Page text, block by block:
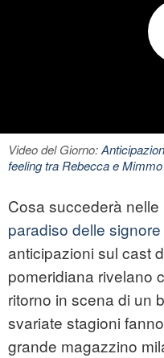
Video del Giorno:
feeling tra Rebecca e Mimmo
Cosa succederà
paradiso delle signore
anticipazioni sul cast
pomeridiana rivelano
ritorno in scena di un
svariate stagioni
grande magazzino